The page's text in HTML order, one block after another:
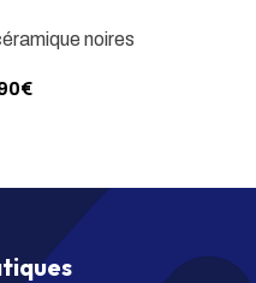
noires
€